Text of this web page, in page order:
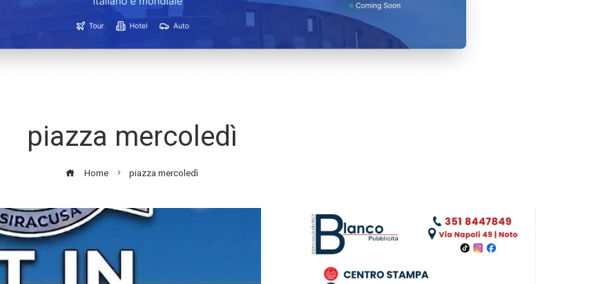
piazza mercoledì
Home piazza mercoledì